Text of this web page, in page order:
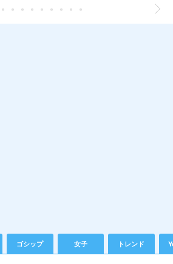
ゴシップ 女子 トレンド